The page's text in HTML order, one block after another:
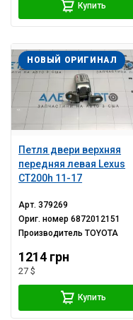
Купить
Петля двери верхняя
передняя левая Lexus
CT200h 11-17
НОВЫЙ ОРИГИНАЛ
Арт.379269
Ориг. номер6872012151
ПроизводительTOYOTA
1214 грн
27 $
Купить